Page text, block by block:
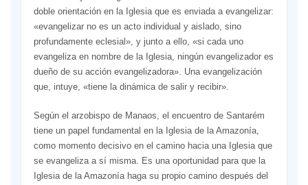
doble orientación en la Iglesia que es enviada a evangelizar:
«evangelizar no es un acto individual y aislado, sino
profundamente eclesial», y junto a ello, «si cada uno
evangeliza en nombre de la Iglesia, ningún evangelizador es
dueño de su acción evangelizadora». Una evangelización
que, intuye, «tiene la dinámica de salir y recibir».
Según el arzobispo de Manaos, el encuentro de Santarém
tiene un papel fundamental en la Iglesia de la Amazonía,
como momento decisivo en el camino hacia una Iglesia que
se evangeliza a sí misma. Es una oportunidad para que la
Iglesia de la Amazonía haga su propio camino después del